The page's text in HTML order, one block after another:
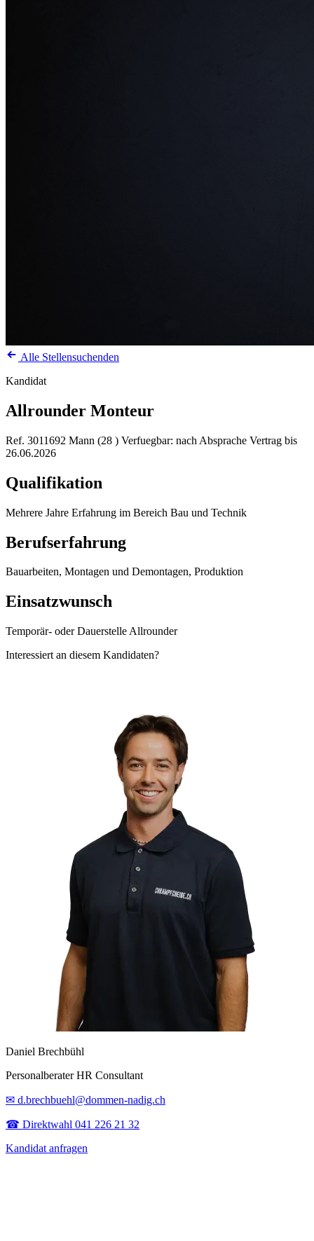
Alle Stellensuchenden
Kandidat
Allrounder Monteur
Ref. 3011692 Mann (28 ) Verfuegbar: nach Absprache Vertrag bis
26.06.2026
Qualifikation
Mehrere Jahre Erfahrung im Bereich Bau und Technik
Berufserfahrung
Bauarbeiten, Montagen und Demontagen, Produktion
Einsatzwunsch
Temporär- oder Dauerstelle Allrounder
Interessiert an diesem Kandidaten?
Daniel Brechbühl
Personalberater HR Consultant
✉ d.brechbuehl@dommen-nadig.ch
☎ Direktwahl 041 226 21 32
Kandidat anfragen